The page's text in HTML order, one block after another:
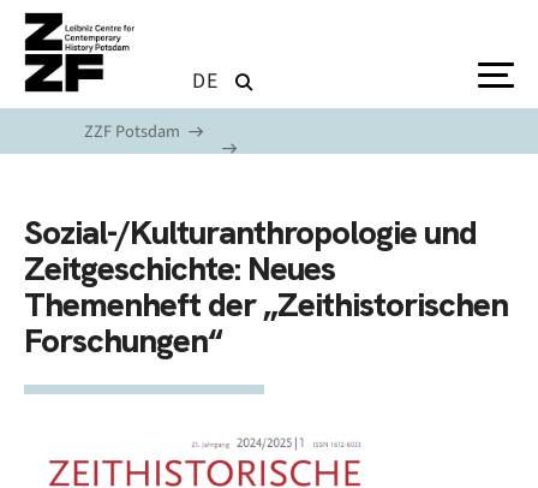
Skip to main content
DE
ZZF Potsdam
Sozial-/Kulturanthropologie und
Zeitgeschichte: Neues
Themenheft der „Zeithistorischen
Forschungen“